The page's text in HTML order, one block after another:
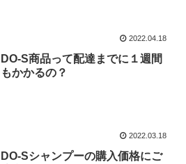
2022.04.18
DO-S商品って配達までに１週間
もかかるの？
2022.03.18
DO-Sシャンプーの購入価格にご